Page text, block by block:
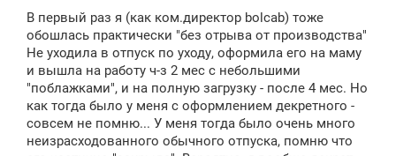
В первый раз я (как ком.директор bolcab) тоже
обошлась практически "без отрыва от производства"
Не уходила в отпуск по уходу, оформила его на маму
и вышла на работу ч-з 2 мес с небольшими
"поблажками", и на полную загрузку - после 4 мес. Но
как тогда было у меня с оформлением декретного -
совсем не помню... У меня тогда было очень много
неизрасходованного обычного отпуска, помню что